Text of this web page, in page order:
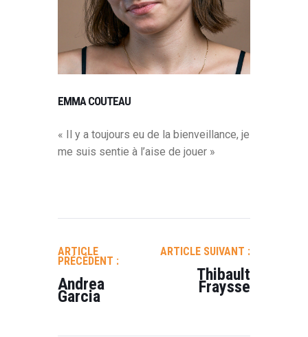
NEWS
INSCRIPTION
EMMA COUTEAU
« Il y a toujours eu de la bienveillance, je
me suis sentie à l’aise de jouer »
L’ARTICLE
ARTICLE
PRÉCÉDENT :
Andrea
Garcia
ARTICLE SUIVANT :
Thibault
Fraysse